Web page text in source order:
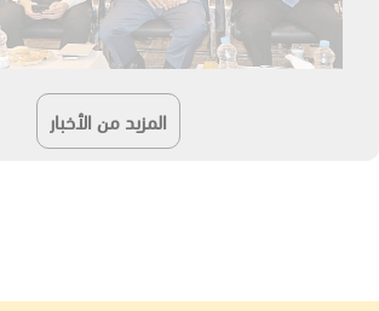
المزيد من الأخبار